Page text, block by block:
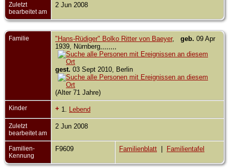
Zuletzt
bearbeitet am
2 Jun 2008
Familie "Hans-Rüdiger" Bolko Ritter von Baeyer, geb. 09 Apr
1939, Nürnberg,,,,,,,,
gest. 03 Sept 2010, Berlin
(Alter 71 Jahre)
Kinder + 1. Lebend
Zuletzt
bearbeitet am
2 Jun 2008
Familien-
Kennung
F9609 Familienblatt Familientafel